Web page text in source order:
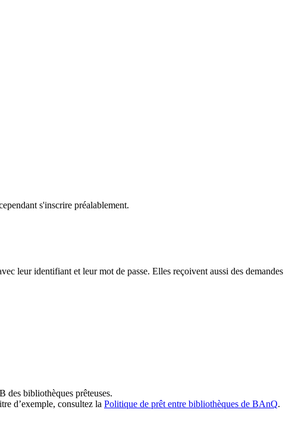
s'inscrire préalablement.
leur identifiant et leur mot de passe. Elles reçoivent aussi des demandes
des bibliothèques prêteuses.
d’exemple, consultez la Politique de prêt entre bibliothèques de BAnQ.